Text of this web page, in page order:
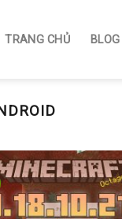
TRANG CHỦ BLOG